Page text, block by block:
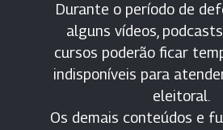
Durante o período de
alguns vídeos,
cursos poderão ficar
indisponíveis para
eleitoral.
Os demais conteúdos e